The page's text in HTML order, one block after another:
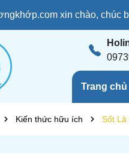
xin chào, chúc
Trang chủ
Kiến thức hữu ích Sốt Là